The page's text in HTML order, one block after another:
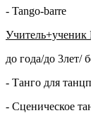
- Tango-barre
Учитель+ученик
до года/до 3лет/
- Танго для
- Сценическое